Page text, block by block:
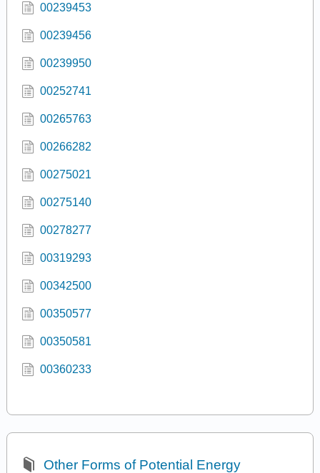
00239453
00239456
00239950
00252741
00265763
00266282
00275021
00275140
00278277
00319293
00342500
00350577
00350581
00360233
Other Forms of Potential Energy